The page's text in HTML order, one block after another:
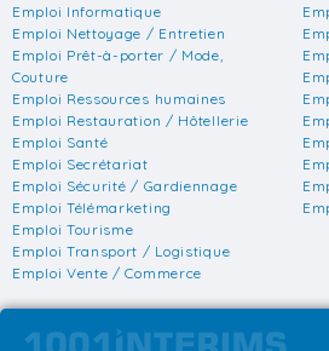
Emploi Informatique
Emploi Nettoyage / Entretien
Emploi Prêt-à-porter / Mode,
Couture
Emploi Ressources humaines
Emploi Restauration / Hôtellerie
Emploi Santé
Emploi Secrétariat
Emploi Sécurité / Gardiennage
Emploi Télémarketing
Emploi Tourisme
Emploi Transport / Logistique
Emploi Vente / Commerce